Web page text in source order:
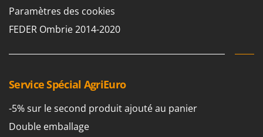
Paramètres des cookies
FEDER Ombrie 2014-2020
Service Spécial AgriEuro
-5% sur le second produit ajouté au panier
Double emballage